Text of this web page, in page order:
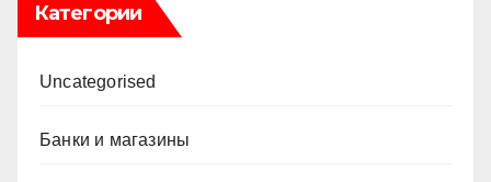
Категории
Uncategorised
Банки и магазины